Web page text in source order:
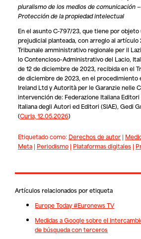
pluralismo de los medios de comunicación
Protección de la propiedad intelectual
En el asunto C-797/23, que tiene por
prejudicial planteada, con arreglo al artículo
Tribunale amministrativo regionale per il
lo Contencioso-Administrativo del Lacio,
de 12 de diciembre de 2023, recibida en el
de diciembre de 2023, en el procedimiento
Ireland LtdyAutorità per le Garanzie nelle
intervención de: Federazione Italiana
Italiana degli Autori ed Editori (SIAE), Gedi
(Curia, 12.05.2026)
Etiquetado como: Derechos de autor|
Meta| Periodismo| Plataformas digitales|
Artículos relacionados por etiqueta
Europe Today #Euronews TV
Medidas a Google sobre el
de búsqueda con terceros